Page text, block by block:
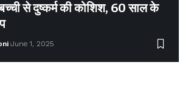
से दुष्कर्म की कोशिश, 60 साल के
June 1, 2025